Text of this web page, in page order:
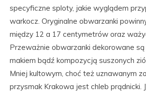
specyficzne sploty, jakie wyglądem
warkocz. Oryginalne obwarzanki
między 12 a 17 centymetrów oraz
Przeważnie obwarzanki dekorowane są
makiem bądź kompozycją suszonych
Mniej kultowym, choć też uznawanym
przysmak Krakowa jest chleb prądnicki.